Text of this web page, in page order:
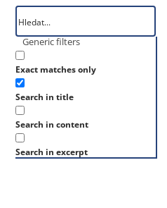
Generic filters
Exact matches only
Search in title
Search in content
Search in excerpt